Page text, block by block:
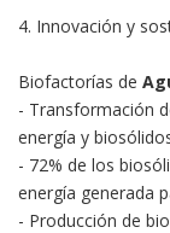
4. Innovación y
Biofactorías de
- Transformación
energía y
- 72% de los
energía generada
- Producción de